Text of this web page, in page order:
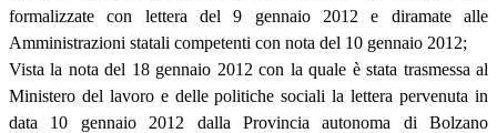
formalizzate con lettera del 9 gennaio 2012 e diramate alle
Amministrazioni statali competenti con nota del 10 gennaio 2012;
Vista la nota del 18 gennaio 2012 con la quale è stata trasmessa al
Ministero del lavoro e delle politiche sociali la lettera pervenuta in
data 10 gennaio 2012 dalla Provincia autonoma di Bolzano